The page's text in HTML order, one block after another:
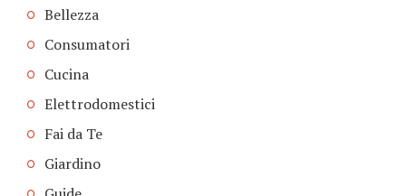
Bellezza
Consumatori
Cucina
Elettrodomestici
Fai da Te
Giardino